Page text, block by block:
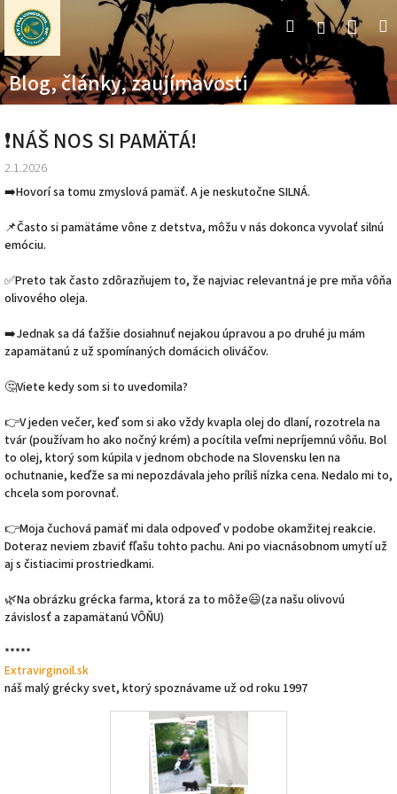
Prejsť
obsah
HľadaťPrihlásenie
Blog, články, zaujímavosti
❗NÁŠ NOS SI PAMÄTÁ!
2.1.2026
➡️Hovorí sa tomu zmyslová pamäť. A je neskutočne SILNÁ.
📌Často si pamätáme vône z detstva, môžu v nás dokonca vyvolať silnú
emóciu.
✅Preto tak často zdôrazňujem to, že najviac relevantná je pre mňa vôňa
olivového oleja.
➡️Jednak sa dá ťažšie dosiahnuť nejakou úpravou a po druhé ju mám
zapamätanú z už spomínaných domácich oliváčov.
🤔Viete kedy som si to uvedomila?
👉V jeden večer, keď som si ako vždy kvapla olej do dlaní, rozotrela na
tvár (používam ho ako nočný krém) a pocítila veľmi nepríjemnú vôňu. Bol
to olej, ktorý som kúpila v jednom obchode na Slovensku len na
ochutnanie, keďže sa mi nepozdávala jeho príliš nízka cena. Nedalo mi to,
chcela som porovnať.
👉Moja čuchová pamäť mi dala odpoveď v podobe okamžitej reakcie.
Doteraz neviem zbaviť fľašu tohto pachu. Ani po viacnásobnom umytí už
aj s čistiacimi prostriedkami.
🌿Na obrázku grécka farma, ktorá za to môže😃(za našu olivovú
závislosť a zapamätanú VÔŇU)
*****
Extravirginoil.sk
náš malý grécky svet, ktorý spoznávame už od roku 1997